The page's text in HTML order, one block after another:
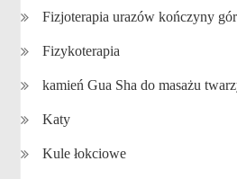
Fizjoterapia urazów kończyny
Fizykoterapia
kamień Gua Sha do masażu
Katy
Kule łokciowe